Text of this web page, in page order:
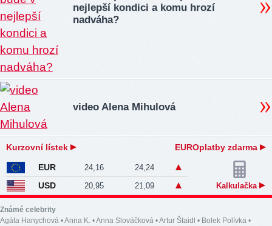
nejlepší kondici a komu hrozí
nadváha?
video Alena Mihulová
Kurzovní lístek EUROplatby zdarma
EUR 24,16 24,24
USD 20,95 21,09 Kalkulačka
Známé celebrity
Agáta Hanychová •Anna K. •Anna Slováčková •Artur Štaidl • Bolek Polívka •